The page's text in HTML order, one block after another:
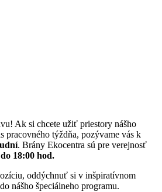
Ak si chcete užiť priestory nášho
pracovného týždňa, pozývame vás k
. Brány Ekocentra sú pre verejnosť
18:00 hod.
oddýchnuť si v inšpiratívnom
nášho špeciálneho programu.